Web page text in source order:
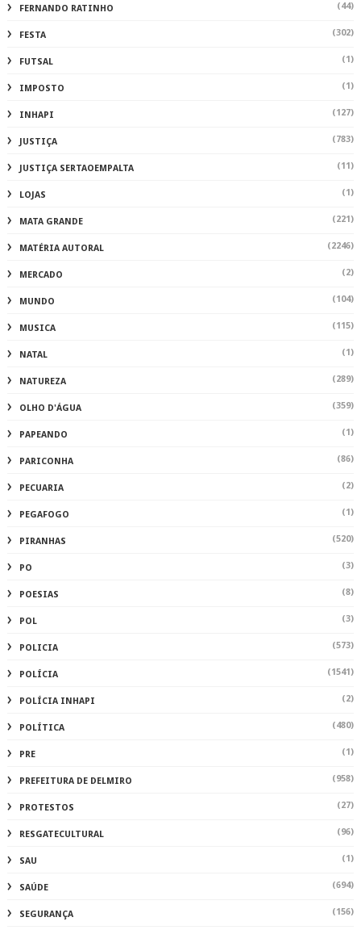
FERNANDO RATINHO (44)
FESTA (302)
FUTSAL (1)
IMPOSTO (1)
INHAPI (127)
JUSTIÇA (783)
JUSTIÇA SERTAOEMPALTA (11)
LOJAS (1)
MATA GRANDE (221)
MATÉRIA AUTORAL (2246)
MERCADO (2)
MUNDO (104)
MUSICA (115)
NATAL (1)
NATUREZA (289)
OLHO D'ÁGUA (359)
PAPEANDO (1)
PARICONHA (86)
PECUARIA (2)
PEGAFOGO (1)
PIRANHAS (520)
PO (3)
POESIAS (8)
POL (3)
POLICIA (573)
POLÍCIA (1541)
POLÍCIA INHAPI (2)
POLÍTICA (480)
PRE (1)
PREFEITURA DE DELMIRO (958)
PROTESTOS (27)
RESGATECULTURAL (96)
SAU (1)
SAÚDE (694)
SEGURANÇA (156)